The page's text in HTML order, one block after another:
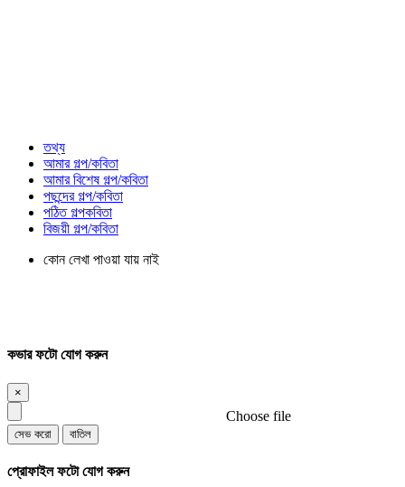
তথ্য
আমার গল্প/কবিতা
আমার বিশেষ গল্প/কবিতা
পছন্দের গল্প/কবিতা
পঠিত গল্পকবিতা
বিজয়ী গল্প/কবিতা
কোন লেখা পাওয়া যায় নাই
কভার ফটো যোগ করুন
×
Choose file
সেভ করো বাতিল
প্রোফাইল ফটো যোগ করুন